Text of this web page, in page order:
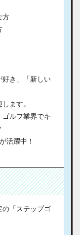
方
好き」「新しい
ます。
ルフ業界でキ
活躍中！
の「ステップゴ